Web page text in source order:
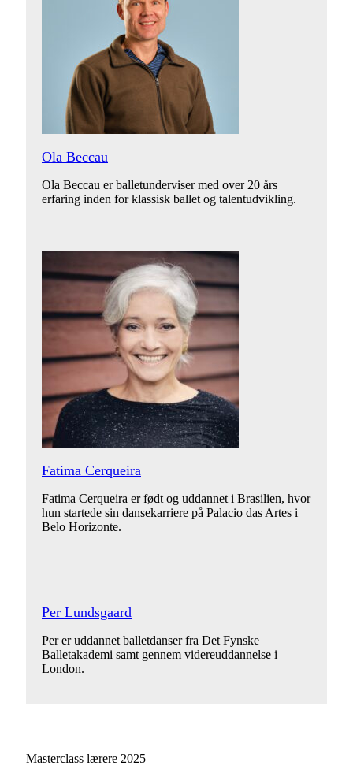
Ola Beccau
Ola Beccau er balletunderviser med over 20 års
erfaring inden for klassisk ballet og talentudvikling.
Fatima Cerqueira
Fatima Cerqueira er født og uddannet i Brasilien, hvor
hun startede sin dansekarriere på Palacio das Artes i
Belo Horizonte.
Per Lundsgaard
Per er uddannet balletdanser fra Det Fynske
Balletakademi samt gennem videreuddannelse i
London.
Masterclass lærere 2025